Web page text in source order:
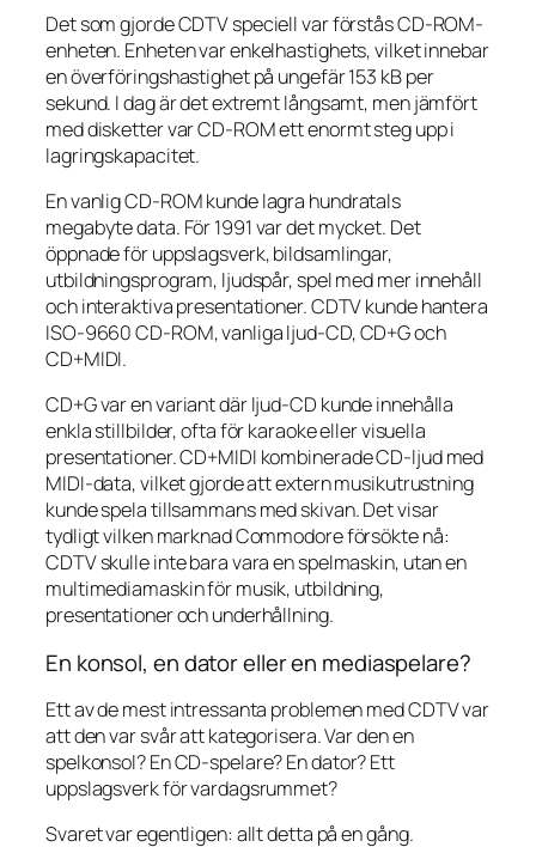
Det som gjorde CDTV speciell var förstås CD-ROM-
enheten. Enheten var enkelhastighets, vilket innebar
en överföringshastighet på ungefär 153 kB per
sekund. I dag är det extremt långsamt, men jämfört
med disketter var CD-ROM ett enormt steg upp i
lagringskapacitet.
En vanlig CD-ROM kunde lagra hundratals
megabyte data. För 1991 var det mycket. Det
öppnade för uppslagsverk, bildsamlingar,
utbildningsprogram, ljudspår, spel med mer innehåll
och interaktiva presentationer. CDTV kunde hantera
ISO-9660 CD-ROM, vanliga ljud-CD, CD+G och
CD+MIDI.
CD+G var en variant där ljud-CD kunde innehålla
enkla stillbilder, ofta för karaoke eller visuella
presentationer. CD+MIDI kombinerade CD-ljud med
MIDI-data, vilket gjorde att extern musikutrustning
kunde spela tillsammans med skivan. Det visar
tydligt vilken marknad Commodore försökte nå:
CDTV skulle inte bara vara en spelmaskin, utan en
multimediamaskin för musik, utbildning,
presentationer och underhållning.
En konsol, en dator eller en mediaspelare?
Ett av de mest intressanta problemen med CDTV var
att den var svår att kategorisera. Var den en
spelkonsol? En CD-spelare? En dator? Ett
uppslagsverk för vardagsrummet?
Svaret var egentligen: allt detta på en gång.